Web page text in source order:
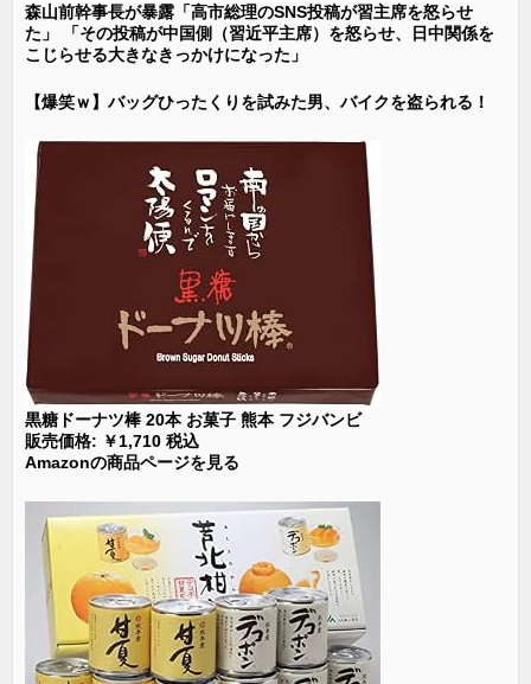
森山前幹事長が暴露「高市総理のSNS投稿が習主席を怒らせ
た」 「その投稿が中国側（習近平主席）を怒らせ、日中関係を
こじらせる大きなきっかけになった」
【爆笑ｗ】バッグひったくりを試みた男、バイクを盗られる！
黒糖ドーナツ棒 20本 お菓子 熊本 フジバンビ
販売価格: ￥1,710 税込
Amazonの商品ページを見る